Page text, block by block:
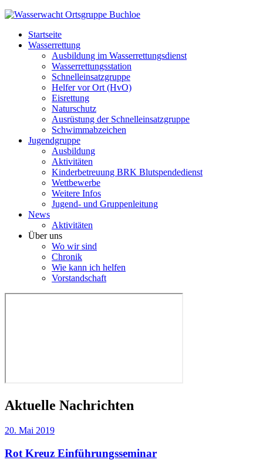
Startseite
Wasserrettung
Ausbildung im Wasserrettungsdienst
Wasserrettungsstation
Schnelleinsatzgruppe
Helfer vor Ort (HvO)
Eisrettung
Naturschutz
Ausrüstung der Schnelleinsatzgruppe
Schwimmabzeichen
Jugendgruppe
Ausbildung
Aktivitäten
Kinderbetreuung BRK Blutspendedienst
Wettbewerbe
Weitere Infos
Jugend- und Gruppenleitung
News
Aktivitäten
Über uns
Wo wir sind
Chronik
Wie kann ich helfen
Vorstandschaft
Aktuelle Nachrichten
20. Mai 2019
Rot Kreuz Einführungsseminar